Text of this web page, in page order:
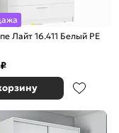
Лайт 16.411 Белый PE
₽